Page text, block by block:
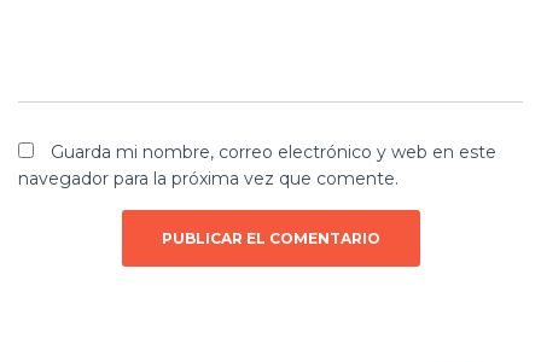
Guarda mi nombre, correo electrónico y web en este
navegador para la próxima vez que comente.